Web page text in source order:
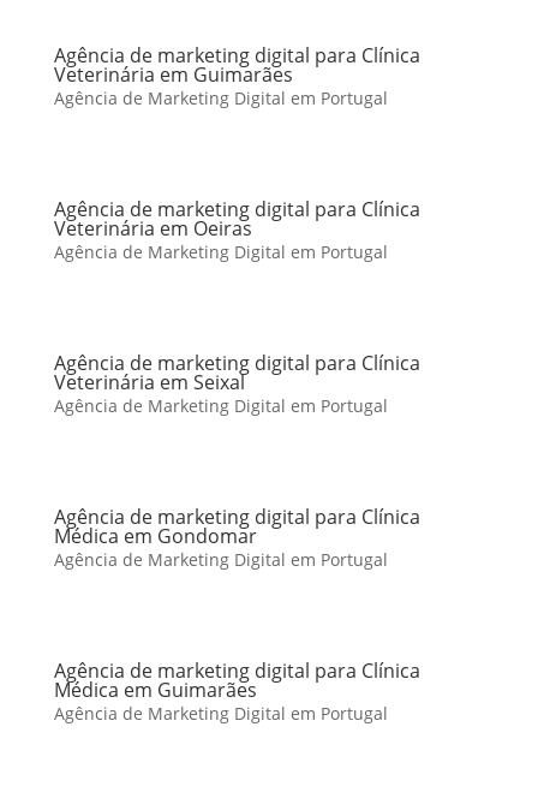
Agência de marketing digital para Clínica
Veterinária em Guimarães
Agência de Marketing Digital em Portugal
Agência de marketing digital para Clínica
Veterinária em Oeiras
Agência de Marketing Digital em Portugal
Agência de marketing digital para Clínica
Veterinária em Seixal
Agência de Marketing Digital em Portugal
Agência de marketing digital para Clínica
Médica em Gondomar
Agência de Marketing Digital em Portugal
Agência de marketing digital para Clínica
Médica em Guimarães
Agência de Marketing Digital em Portugal